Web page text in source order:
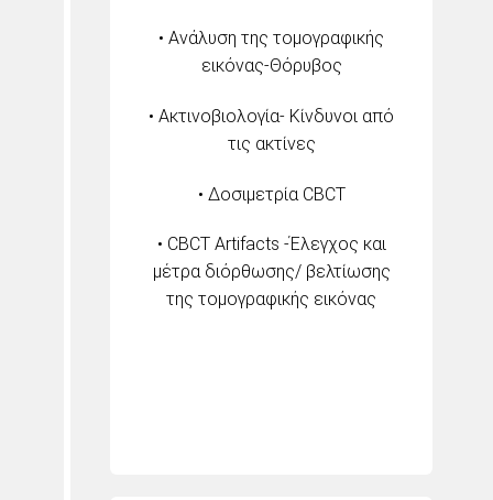
• Ανάλυση της τομογραφικής
εικόνας-Θόρυβος
• Ακτινοβιολογία- Κίνδυνοι από
τις ακτίνες
• Δοσιμετρία CBCT
• CBCT Artifacts -Έλεγχος και
μέτρα διόρθωσης/ βελτίωσης
της τομογραφικής εικόνας